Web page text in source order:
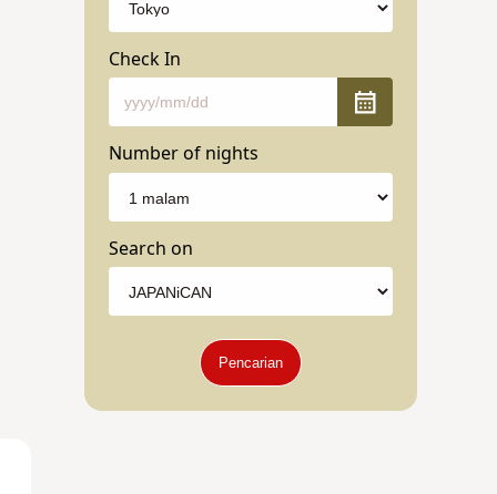
Check In
Number of nights
Search on
Pencarian